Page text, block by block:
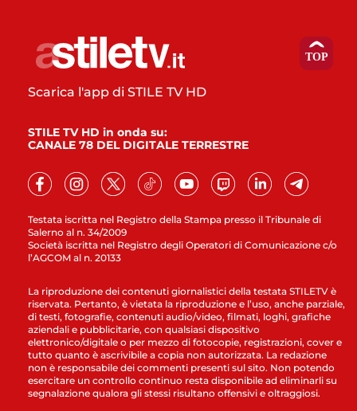
Testata iscritta nel Registro della Stampa presso il Tribunale di
Salerno al n. 34/2009
Società iscritta nel Registro degli Operatori di Comunicazione c/o
l’AGCOM al n. 20133
Scarica l'app di STILE TV HD
STILE TV HD in onda su:
CANALE 78 DEL DIGITALE TERRESTRE
La riproduzione dei contenuti giornalistici della testata STILETV è
riservata. Pertanto, è vietata la riproduzione e l’uso, anche parziale,
di testi, fotografie, contenuti audio/video, filmati, loghi, grafiche
aziendali e pubblicitarie, con qualsiasi dispositivo
elettronico/digitale o per mezzo di fotocopie, registrazioni, cover e
tutto quanto è ascrivibile a copia non autorizzata. La redazione
non è responsabile dei commenti presenti sul sito. Non potendo
esercitare un controllo continuo resta disponibile ad eliminarli su
segnalazione qualora gli stessi risultano offensivi e oltraggiosi.